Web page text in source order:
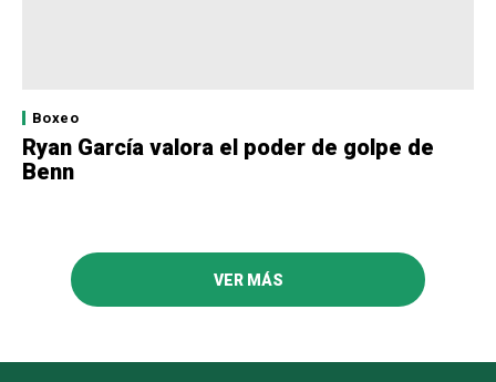
Boxeo
Ryan García valora el poder de golpe de
Benn
VER MÁS